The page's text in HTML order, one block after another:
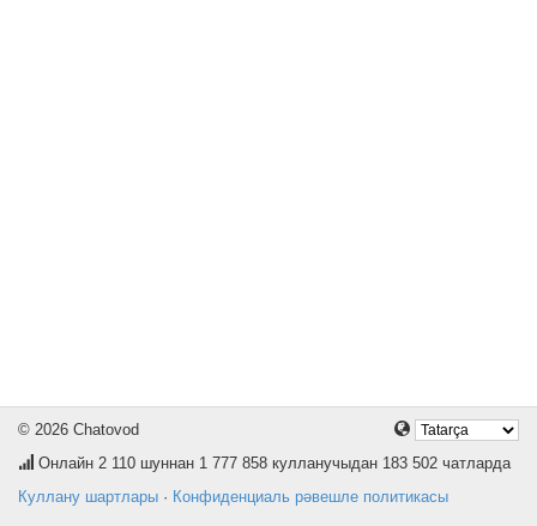
© 2026 Chatovod
Онлайн 2 110 шуннан 1 777 858 кулланучыдан 183 502 чатларда
Куллану шартлары · Конфиденциаль рәвешле политикасы